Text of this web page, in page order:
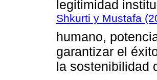
legitimidad
Shkurti y Mustafa
humano,
garantizar el
la sostenibilidad